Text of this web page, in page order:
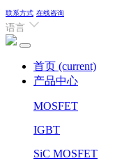
联系方式 在线咨询
语言
首页 (current)
产品中心
MOSFET
IGBT
SiC MOSFET